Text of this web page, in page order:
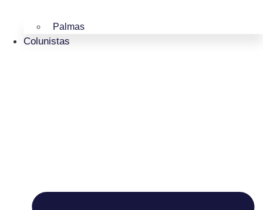
Palmas
Colunistas